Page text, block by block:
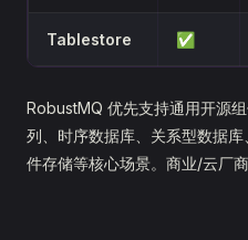
Tablestore ✅
RobustMQ 优先支持通用开源
列、时序数据库、关系型数据
件存储等核心场景。商业/云厂